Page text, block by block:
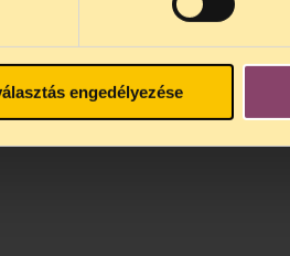
engedélyezése